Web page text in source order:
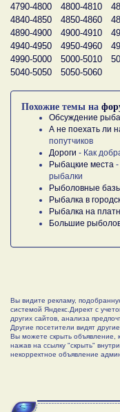
4790-4800
4800-4810
4840-4850
4850-4860
4890-4900
4900-4910
4940-4950
4950-4960
4990-5000
5000-5010
5040-5050
5050-5060
Похожие темы на
Обсуждение
А не поехать ли
попутчиков
Дороги - Как
Рыбацкие места -
рыбалки
Рыболовные
Рыбалка в
Рыбалка на
Большие
Вы видите рекламу,
системой Яндекс.Директ с
других сайтов, анализа
Другие посетители видят
Вы можете скрыть объявление,
нажав на ссылку "скрыть"
некорректное объявление